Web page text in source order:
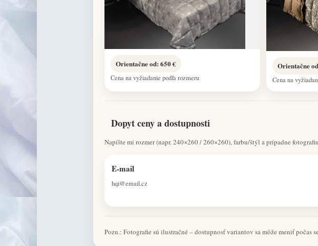
Orientačne od: 650 €
Cena na vyžiadanie podľa rozmeru
Orientačne
Cena na
Dopyt ceny a dostupnosti
Napíšte mi rozmer (napr. 240×260 / 260×260), farbu/štýl a prípadne
E-mail
hqi@email.cz
Pozn.: Fotografie sú ilustračné – dostupnosť variantov sa môže meniť počas